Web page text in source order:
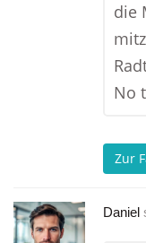
die
No
Zur
Daniel